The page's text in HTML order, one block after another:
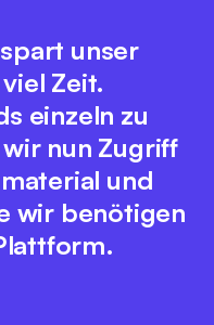
mit
internen
Wir
einzelnen
das interne
und die
unser
Zeit.
einzeln zu
nun Zugriff
und
wir benötigen
Optimierung
bewahrt
Cloud
und
zu den